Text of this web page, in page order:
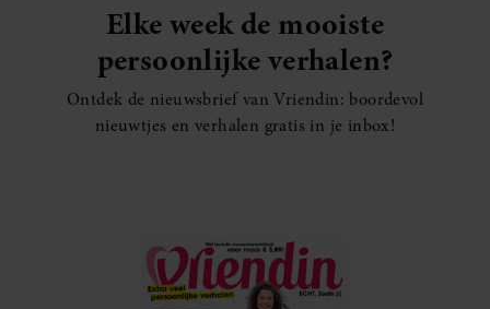
Elke week de mooiste
persoonlijke verhalen?
Ontdek de nieuwsbrief van Vriendin: boordevol
nieuwtjes en verhalen gratis in je inbox!